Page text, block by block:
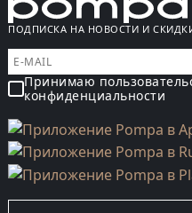
ПОДПИСКА НА НОВОСТИ И
Принимаю
конфиденциальности